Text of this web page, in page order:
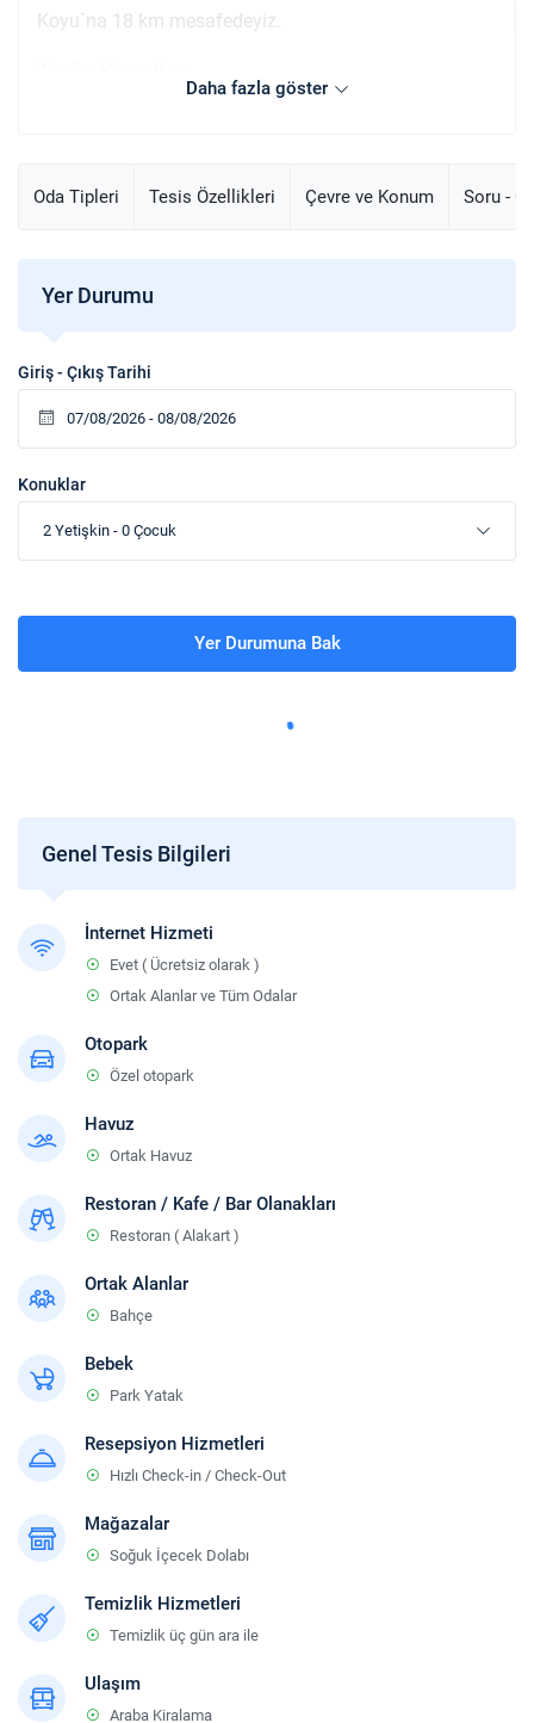
Koyu`na 18 km mesafedeyiz.
Check-out
En geç saat 11:00 ve öncesi.
Daha fazla göster
Oda Tipleri Tesis Özellikleri Çevre ve Konum Soru -
Yer Durumu
Giriş - Çıkış Tarihi
Konuklar
2 Yetişkin - 0 Çocuk
Yer Durumuna Bak
Genel Tesis Bilgileri
İnternet Hizmeti
Evet ( Ücretsiz olarak )
Ortak Alanlar ve Tüm Odalar
Otopark
Özel otopark
Havuz
Ortak Havuz
Restoran / Kafe / Bar Olanakları
Restoran ( Alakart )
Ortak Alanlar
Bahçe
Bebek
Park Yatak
Resepsiyon Hizmetleri
Hızlı Check-in / Check-Out
Mağazalar
Soğuk İçecek Dolabı
Temizlik Hizmetleri
Temizlik üç gün ara ile
Ulaşım
Araba Kiralama